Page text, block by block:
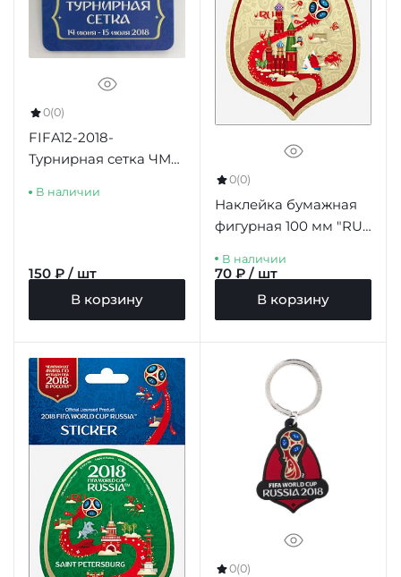
0(0)
FIFA12-2018-
Турнирная сетка ЧМ
В наличии
150 ₽ / шт
В корзину
0(0)
Наклейка бумажная
фигурная 100 мм "RU"
В наличии
70 ₽ / шт
В корзину
0(0)